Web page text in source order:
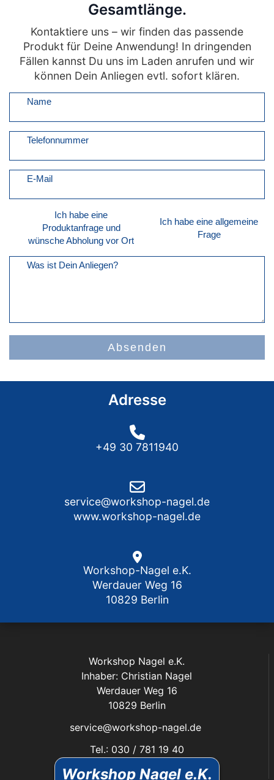
Workshop Nagel e.K.
Gesamtlänge.
Kontaktiere uns – wir finden das passende
Produkt für Deine Anwendung! In dringenden
Fällen kannst Du uns im Laden anrufen und wir
können Dein Anliegen evtl. sofort klären.
Name
Telefonnummer
E-Mail
Ich habe eine
Produktanfrage und
wünsche Abholung vor Ort
Ich habe eine allgemeine
Frage
Was ist Dein Anliegen?
Absenden
Adresse
+49 30 7811940
service@workshop-nagel.de
www.workshop-nagel.de
Workshop-Nagel e.K.
Werdauer Weg 16
10829 Berlin
Workshop Nagel e.K.
Inhaber: Christian Nagel
Werdauer Weg 16
10829 Berlin
service@workshop-nagel.de
Tel.: 030 / 781 19 40